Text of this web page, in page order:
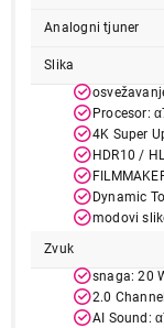
Analogni tjuner
Slika
Procesor:
4K Super
HDR10 /
Dynamic
modovi
Zvuk
snaga: 20
2.0
AI Sound: